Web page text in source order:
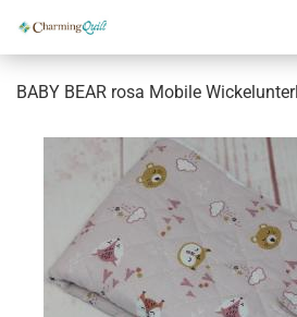
BABY BEAR rosa Mobile